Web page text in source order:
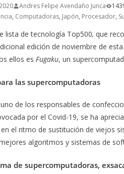
Andres Felipe Avendaño Junca
, Computadoras, Japón, Procesador,
lista de tecnología Top500, que
edición de noviembre de
ellos es Fugaku, un
las supercomputadoras
de los responsables de
por el Covid-19, se ha
el ritmo de sustitución de viejos
algoritmos y sistemas de
de supercomputadoras,